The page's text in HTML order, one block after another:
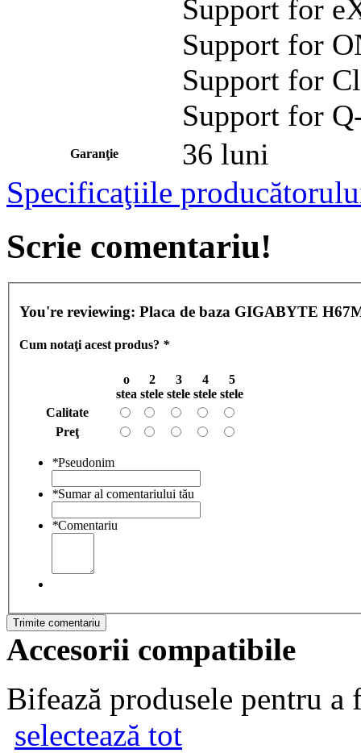
Support for
Support for
Support for
Support for
Garanţie 36 luni
Specificaţiile
Scrie comentariu!
You're reviewing: Placa de baza GIGABYTE
Cum notaţi acest produs? *
o
stea
2
stele
3
stele
4
stele
5
stele
Calitate
Preţ
*Pseudonim
*Sumar al comentariului tău
*Comentariu
Trimite comentariu
Accesorii compatibile
Bifează produsele pentru a
selectează tot